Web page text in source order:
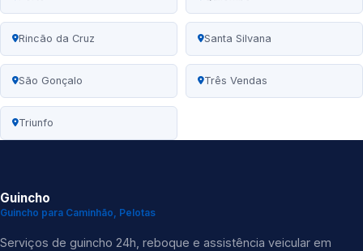
Rincão da Cruz Santa Silvana
São Gonçalo Três Vendas
Triunfo
Guincho
Guincho para Caminhão, Pelotas
Serviços de guincho 24h, reboque e assistência veicular em